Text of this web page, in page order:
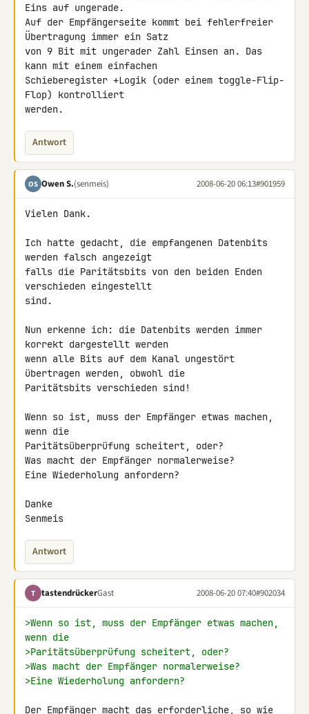
Eins auf ungerade.
Auf der Empfängerseite kommt bei fehlerfreier
Übertragung immer ein Satz
von 9 Bit mit ungerader Zahl Einsen an. Das
kann mit einem einfachen
Schieberegister +Logik (oder einem toggle-Flip-
Flop) kontrolliert
werden.
Antwort
OS Owen S.(senmeis) 2008-06-20 06:13#901959
Vielen Dank.
Ich hatte gedacht, die empfangenen Datenbits
werden falsch angezeigt
falls die Paritätsbits von den beiden Enden
verschieden eingestellt
sind.
Nun erkenne ich: die Datenbits werden immer
korrekt dargestellt werden
wenn alle Bits auf dem Kanal ungestört
übertragen werden, obwohl die
Paritätsbits verschieden sind!
Wenn so ist, muss der Empfänger etwas machen,
wenn die
Paritätsüberprüfung scheitert, oder?
Was macht der Empfänger normalerweise?
Eine Wiederholung anfordern?
Danke
Senmeis
Antwort
T tastendrückerGast 2008-06-20 07:40#902034
>Wenn so ist, muss der Empfänger etwas machen,
wenn die
>Paritätsüberprüfung scheitert, oder?
>Was macht der Empfänger normalerweise?
>Eine Wiederholung anfordern?
Der Empfänger macht das erforderliche, so wie